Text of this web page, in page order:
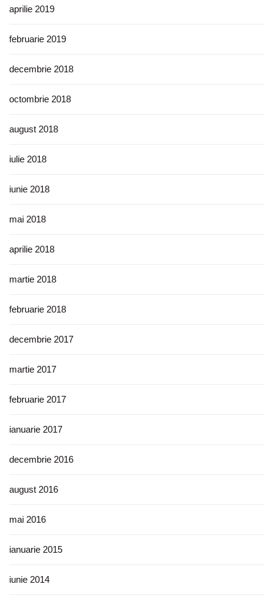
aprilie 2019
februarie 2019
decembrie 2018
octombrie 2018
august 2018
iulie 2018
iunie 2018
mai 2018
aprilie 2018
martie 2018
februarie 2018
decembrie 2017
martie 2017
februarie 2017
ianuarie 2017
decembrie 2016
august 2016
mai 2016
ianuarie 2015
iunie 2014